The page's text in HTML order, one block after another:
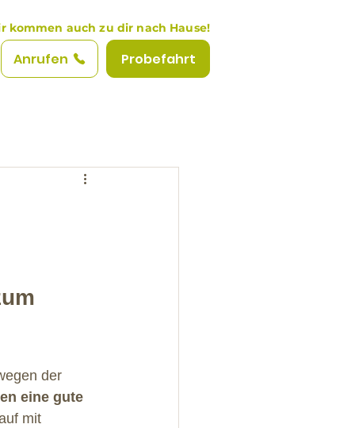
kommen auch zu dir nach Hause!
Anrufen Probefahrt
der
eine gute
mit